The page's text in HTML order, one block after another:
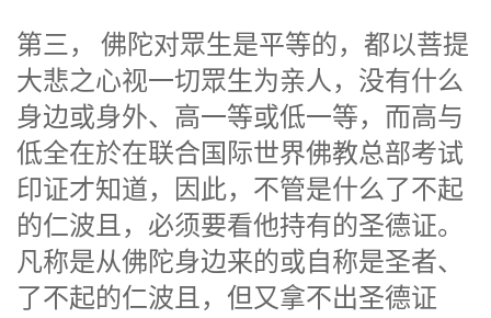
第三， 佛陀对眾生是平等的，都以菩提
大悲之心视一切眾生为亲人，没有什么
身边或身外、高一等或低一等，而高与
低全在於在联合国际世界佛教总部考试
印证才知道，因此，不管是什么了不起
的仁波且，必须要看他持有的圣德证。
凡称是从佛陀身边来的或自称是圣者、
了不起的仁波且，但又拿不出圣德证